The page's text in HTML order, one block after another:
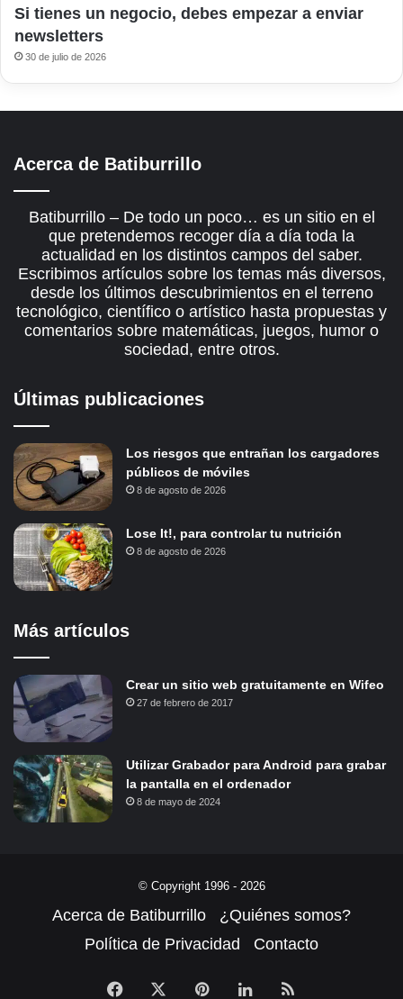
Si tienes un negocio, debes empezar a enviar
newsletters
30 de julio de 2026
Acerca de Batiburrillo
Batiburrillo – De todo un poco… es un sitio en el
que pretendemos recoger día a día toda la
actualidad en los distintos campos del saber.
Escribimos artículos sobre los temas más diversos,
desde los últimos descubrimientos en el terreno
tecnológico, científico o artístico hasta propuestas y
comentarios sobre matemáticas, juegos, humor o
sociedad, entre otros.
Últimas publicaciones
Los riesgos que entrañan los cargadores
públicos de móviles
8 de agosto de 2026
Lose It!, para controlar tu nutrición
8 de agosto de 2026
Más artículos
Crear un sitio web gratuitamente en Wifeo
27 de febrero de 2017
Utilizar Grabador para Android para grabar
la pantalla en el ordenador
8 de mayo de 2024
© Copyright 1996 - 2026
Acerca de Batiburrillo
¿Quiénes somos?
Política de Privacidad
Contacto
Facebook PinterestLinkedInRSS